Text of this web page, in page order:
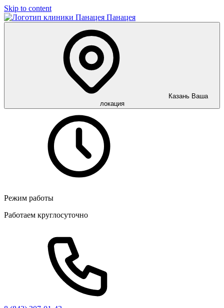
Skip to content
Панацея
Казань Ваша
локация
Режим работы
Работаем круглосуточно